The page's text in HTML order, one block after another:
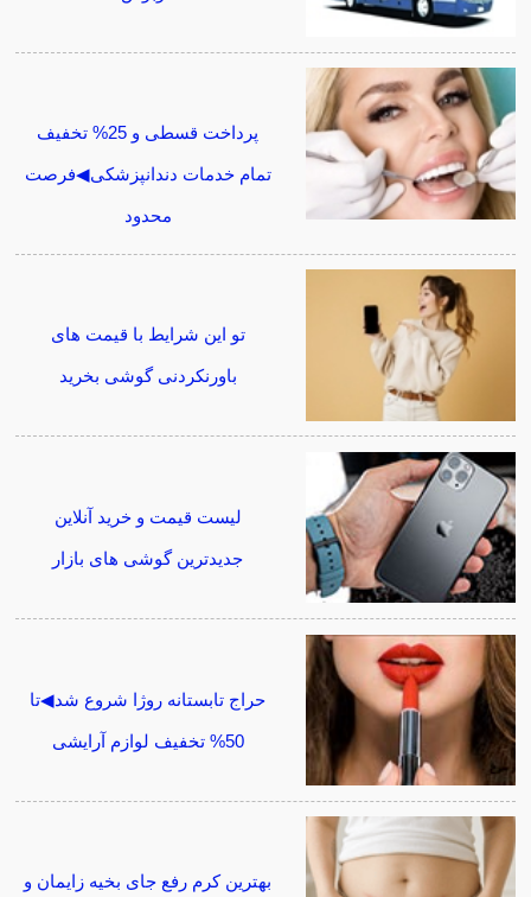
پرداخت قسطی و 25% تخفیف
تمام خدمات دندانپزشکی◀فرصت
محدود
تو این شرایط با قیمت های
باورنکردنی گوشی بخرید
لیست قیمت و خرید آنلاین
جدیدترین گوشی های بازار
حراج تابستانه روژا شروع شد◀تا
50% تخفیف لوازم آرایشی
بهترین کرم رفع جای بخیه زایمان و